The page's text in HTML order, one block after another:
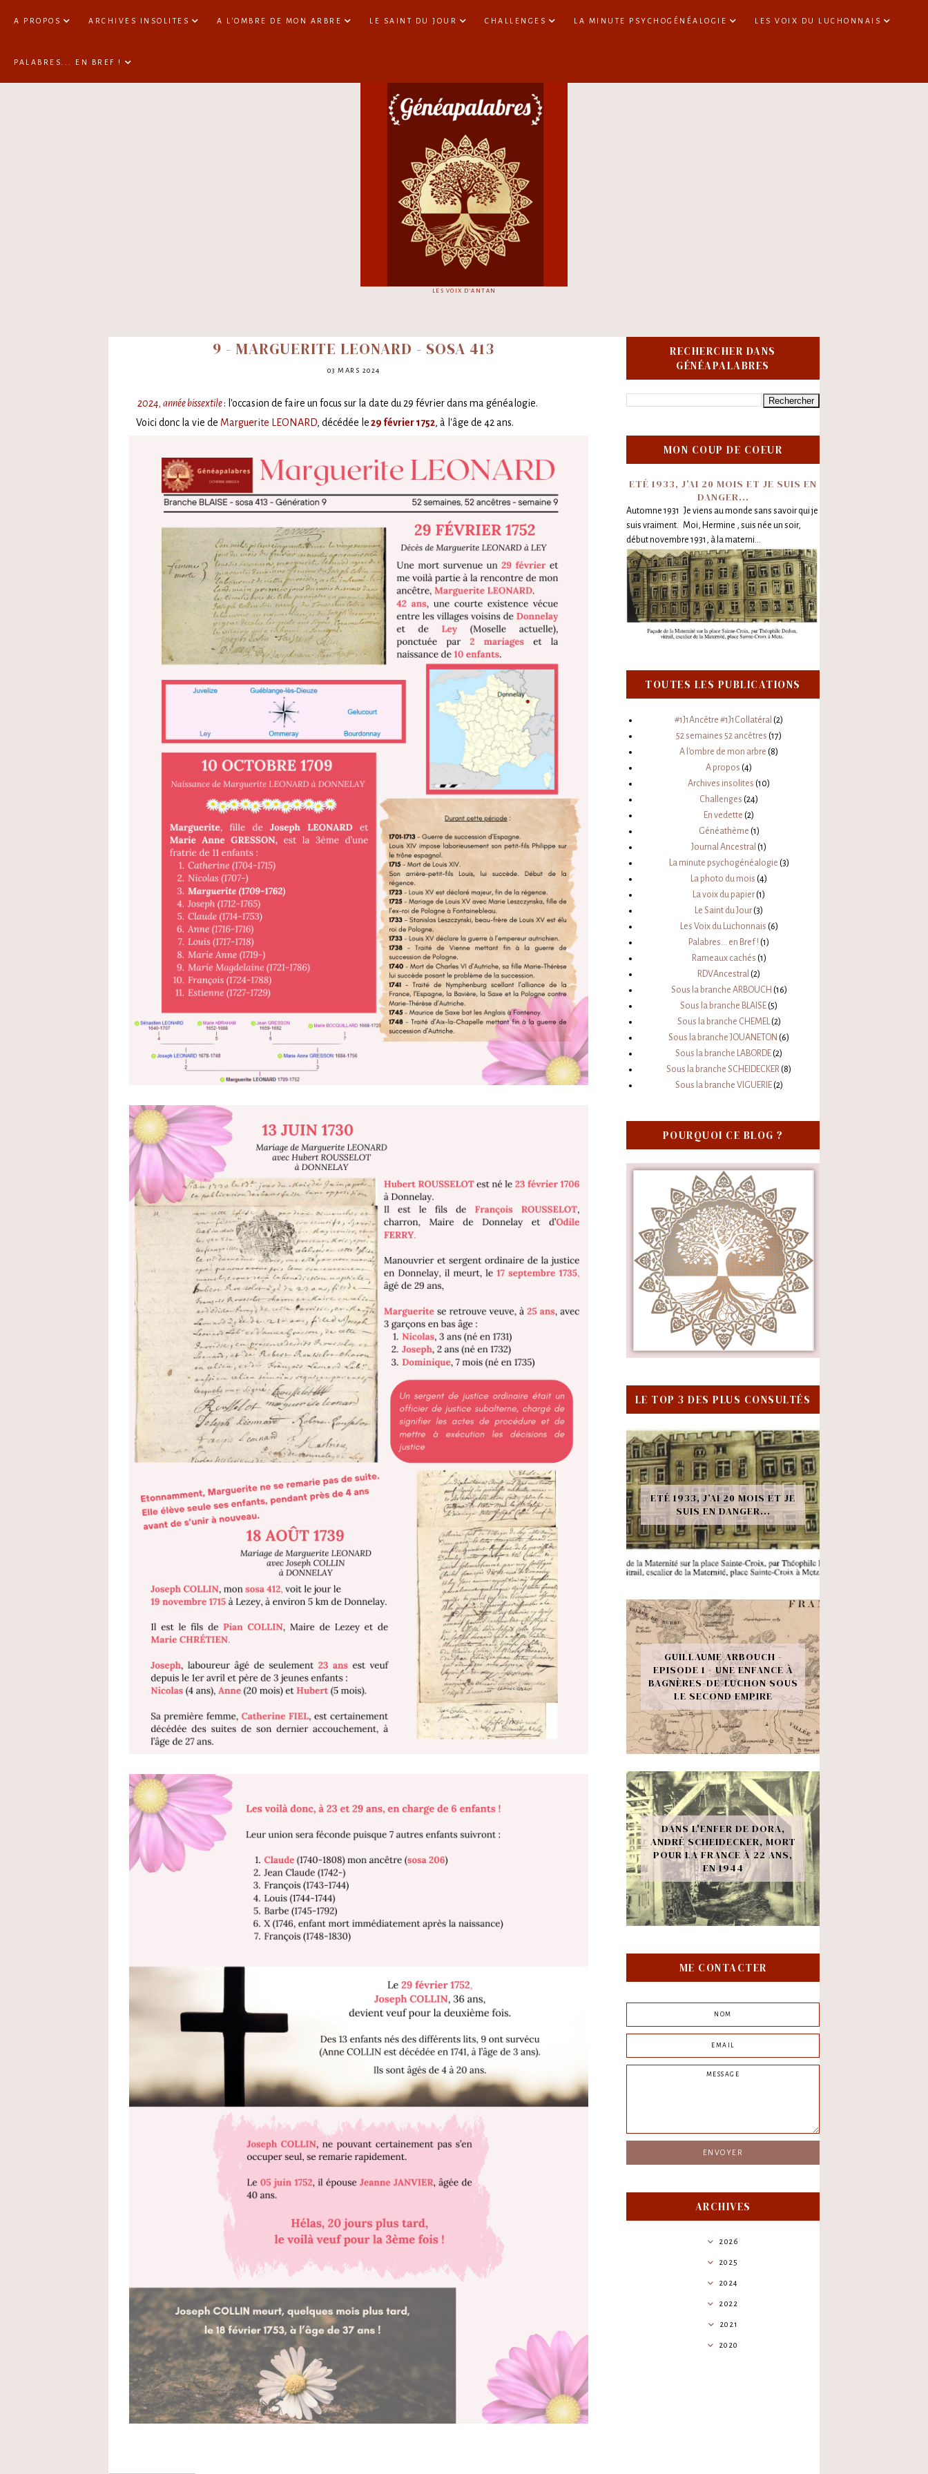
A PROPOS ARCHIVES INSOLITES A L'OMBRE DE MON ARBRE LE SAINT DU JOUR CHALLENGES LA MINUTE PSYCHOGÉNÉALOGIE LES VOIX DU LUCHONNAIS
PALABRES... EN BREF !
LES VOIX D'ANTAN
9 - MARGUERITE LEONARD - SOSA 413
03 MARS 2024
2024, année bissextile: l'occasion de faire un focus sur la date du 29 février dans ma généalogie.
Voici donc la vie de Marguerite LEONARD, décédée le29 février 1752, à l'âge de 42 ans.
RECHERCHER DANS
GÉNÉAPALABRES
MON COUP DE COEUR
ETÉ 1933, J’AI 20 MOIS ET JE SUIS EN
DANGER...
Automne 1931 Je viens au monde sans savoir qui je
suis vraiment. Moi, Hermine , suis née un soir,
début novembre 1931, à la materni...
TOUTES LES PUBLICATIONS
#1J1Ancêtre #1J1Collatéral (2)
52 semaines 52 ancêtres (17)
A l'ombre de mon arbre (8)
A propos (4)
Archives insolites (10)
Challenges (24)
En vedette (2)
Généathème (1)
Journal Ancestral (1)
La minute psychogénéalogie (3)
La photo du mois (4)
La voix du papier (1)
Le Saint du Jour (3)
Les Voix du Luchonnais (6)
Palabres... en Bref ! (1)
Rameaux cachés (1)
RDVAncestral (2)
Sous la branche ARBOUCH (16)
Sous la branche BLAISE (5)
Sous la branche CHEMEL (2)
Sous la branche JOUANETON (6)
Sous la branche LABORDE (2)
Sous la branche SCHEIDECKER (8)
Sous la branche VIGUERIE (2)
POURQUOI CE BLOG ?
LE TOP 3 DES PLUS CONSULTÉS
ETÉ 1933, J’AI 20 MOIS ET JE
SUIS EN DANGER...
GUILLAUME ARBOUCH -
EPISODE 1 - UNE ENFANCE À
BAGNÈRES-DE-LUCHON SOUS
LE SECOND EMPIRE
DANS L'ENFER DE DORA,
ANDRÉ SCHEIDECKER, MORT
POUR LA FRANCE À 22 ANS,
EN 1944
ME CONTACTER
ARCHIVES
2026
2025
2024
2022
2021
2020